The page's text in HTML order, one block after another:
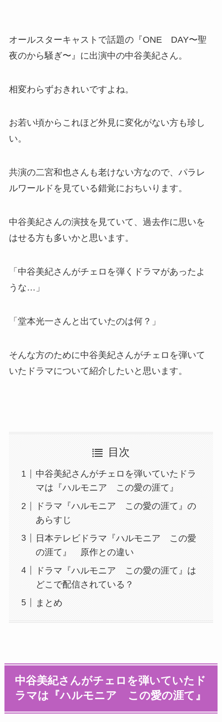
オールスターキャストで話題の『ONE DAY〜聖
夜のから騒ぎ〜』に出演中の中谷美紀さん。
相変わらずおきれいですよね。
お若い頃からこれほど外見に変化がない方も珍し
い。
共演の二宮和也さんも老けない方なので、パラレ
ルワールドを見ている錯覚におちいります。
中谷美紀さんの演技を見ていて、過去作に思いを
はせる方も多いかと思います。
「中谷美紀さんがチェロを弾くドラマがあったよ
うな…」
「堂本光一さんと出ていたのは何？」
そんな方のために中谷美紀さんがチェロを弾いて
いたドラマについて紹介したいと思います。
目次
中谷美紀さんがチェロを弾いていたドラ
マは『ハルモニア この愛の涯て』
ドラマ『ハルモニア この愛の涯て』の
あらすじ
日本テレビドラマ『ハルモニア この愛
の涯て』 原作との違い
ドラマ『ハルモニア この愛の涯て』は
どこで配信されている？
まとめ
中谷美紀さんがチェロを弾いていたド
ラマは『ハルモニア この愛の涯て』